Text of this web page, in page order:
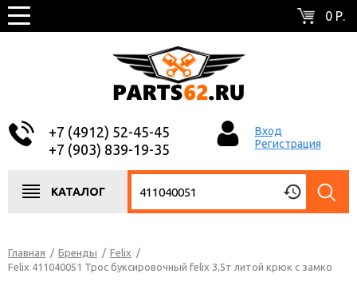
0 Р.
+7 (4912) 52-45-45
+7 (903) 839-19-35
Вход
Регистрация
КАТАЛОГ
Главная / Бренды / Felix /
Felix 411040051 Трос буксировочный felix 3,5т литой крюк с замко